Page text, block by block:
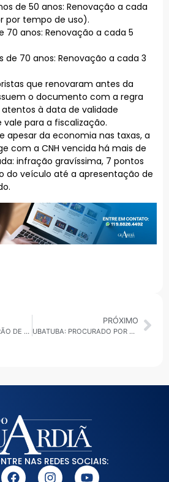
de 50 anos: Renovação a cada
por tempo de uso).
70 anos: Renovação a cada 5
70 anos: Renovação a cada 3
que renovaram antes da
o documento com a regra
à data de validade
vale para a fiscalização.
apesar da economia nas taxas, a
com a CNH vencida há mais de
infração gravíssima, 7 pontos
do veículo até a apresentação de
SUZANO: ‘MEGAMUTIRÃO DE ZELADORIA’ É REFORÇADO COM CHEGADA DE CAMINHÃO VARREDEIRA
PRÓXIMO
UBATUBA: PROCURADO POR ESTUPRO DE CRIANÇA DE 6 ANOS É PRESO PELA PM
NAS REDES SOCIAIS: